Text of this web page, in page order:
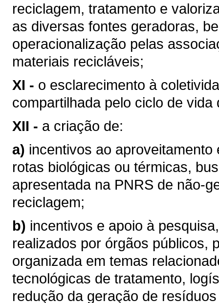
reciclagem, tratamento e
as diversas fontes geradoras,
operacionalização pelas
materiais recicláveis;
XI - o esclarecimento à
compartilhada pelo ciclo de vida
XII - a criação de:
a) incentivos ao
rotas biológicas ou térmicas,
apresentada na PNRS de não-
reciclagem;
b) incentivos e apoio à
realizados por órgãos públicos,
organizada em temas
tecnológicas de tratamento,
redução da geração de